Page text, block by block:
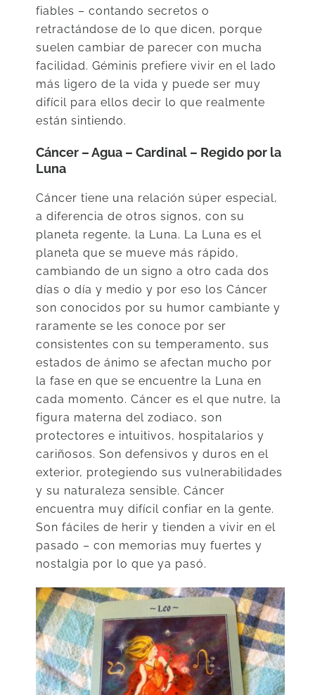
fiables – contando secretos o
retractándose de lo que dicen, porque
suelen cambiar de parecer con mucha
facilidad. Géminis prefiere vivir en el lado
más ligero de la vida y puede ser muy
difícil para ellos decir lo que realmente
están sintiendo.
Cáncer – Agua – Cardinal – Regido por la
Luna
Cáncer tiene una relación súper especial,
a diferencia de otros signos, con su
planeta regente, la Luna. La Luna es el
planeta que se mueve más rápido,
cambiando de un signo a otro cada dos
días o día y medio y por eso los Cáncer
son conocidos por su humor cambiante y
raramente se les conoce por ser
consistentes con su temperamento, sus
estados de ánimo se afectan mucho por
la fase en que se encuentre la Luna en
cada momento. Cáncer es el que nutre, la
figura materna del zodiaco, son
protectores e intuitivos, hospitalarios y
cariñosos. Son defensivos y duros en el
exterior, protegiendo sus vulnerabilidades
y su naturaleza sensible. Cáncer
encuentra muy difícil confiar en la gente.
Son fáciles de herir y tienden a vivir en el
pasado – con memorias muy fuertes y
nostalgia por lo que ya pasó.